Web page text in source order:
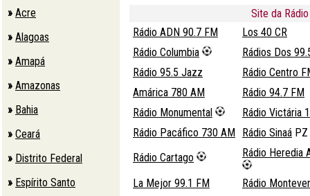
» Acre
» Alagoas
» Amapá
» Amazonas
» Bahia
» Ceará
» Distrito Federal
» Espírito Santo
Site da
Rádio ADN 90.7 FM
Los 40 CR
Rádio Columbia
Rádios Dos
Rádio 95.5 Jazz
Rádio Centro
Amárica 780 AM
Rádio 94.7 FM
Rádio Monumental
Rádio Victária
Rádio Pacáfico 730 AM Rádio Sinaá PZ
Rádio Cartago
Rádio Heredia
La Mejor 99.1 FM
Rádio